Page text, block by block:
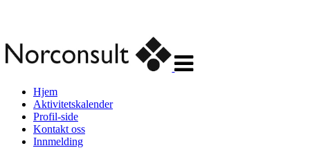
navigasjon
Hjem
Aktivitetskalender
Profil-side
Kontakt oss
Innmelding